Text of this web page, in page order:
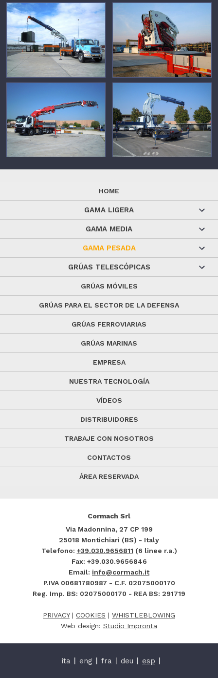
HOME
GAMA LIGERA
GAMA MEDIA
GAMA PESADA
GRÚAS TELESCÓPICAS
GRÚAS MÓVILES
GRÚAS PARA EL SECTOR DE LA DEFENSA
GRÚAS FERROVIARIAS
GRÚAS MARINAS
EMPRESA
NUESTRA TECNOLOGÍA
VÍDEOS
DISTRIBUIDORES
TRABAJE CON NOSOTROS
CONTACTOS
ÁREA RESERVADA
Cormach Srl
Via Madonnina, 27 CP 199
25018 Montichiari (BS) - Italy
Telefono: +39.030.9656811 (6 linee r.a.)
Fax: +39.030.9656846
Email: info@cormach.it
P.IVA 00681780987 - C.F. 02075000170
Reg. Imp. BS: 02075000170 - REA BS: 291719
PRIVACY| COOKIES | WHISTLEBLOWING
Web design: Studio Impronta
ita eng fra deu esp